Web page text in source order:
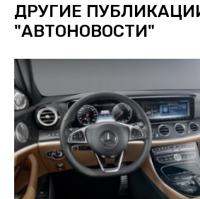
ДРУГИЕ
"АВТОНОВОСТИ"